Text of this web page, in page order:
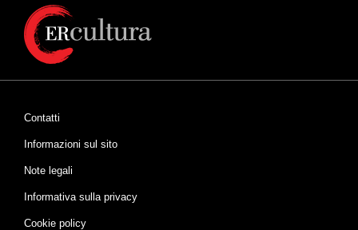
Contatti
Informazioni sul sito
Note legali
Informativa sulla privacy
Cookie policy